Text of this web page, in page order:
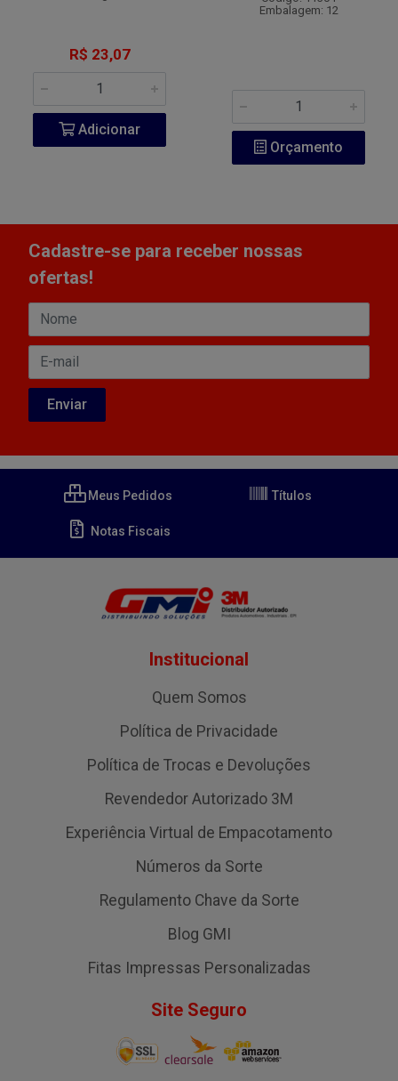
R$ 23,07
Adicionar
Embalagem: 12
Orçamento
Cadastre-se para receber nossas
ofertas!
Meus Pedidos Títulos
Notas Fiscais
Institucional
Quem Somos
Política de Privacidade
Política de Trocas e Devoluções
Revendedor Autorizado 3M
Experiência Virtual de Empacotamento
Números da Sorte
Regulamento Chave da Sorte
Blog GMI
Fitas Impressas Personalizadas
Site Seguro